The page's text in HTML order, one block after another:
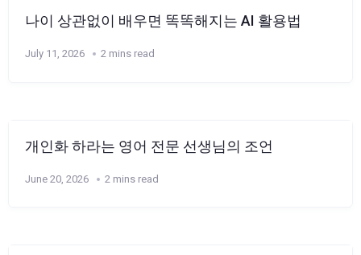
나이 상관없이 배우면 똑똑해지는 AI 활용법
July 11, 2026 2 mins read
개인화 하라는 영어 전문 선생님의 조언
June 20, 2026 2 mins read